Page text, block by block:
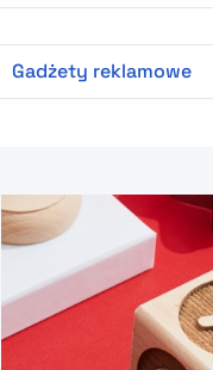
Gadżety reklamowe